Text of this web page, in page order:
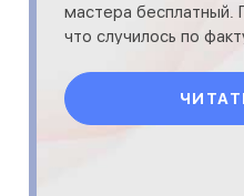
мастера бесплатный.
что случилось по